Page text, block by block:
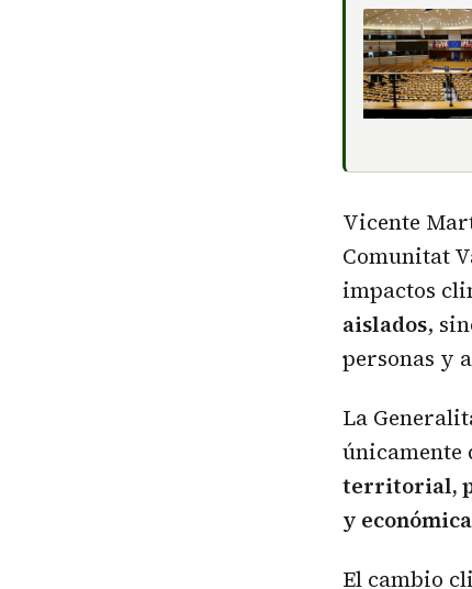
Vicente
Comunitat
impactos
aislados,
personas y
La
únicamente
territorial,
y
El cambio